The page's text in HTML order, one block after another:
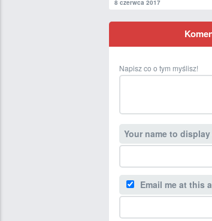
8 czerwca 2017
Napisz co o tym myślisz!
Your name to
Email me at this